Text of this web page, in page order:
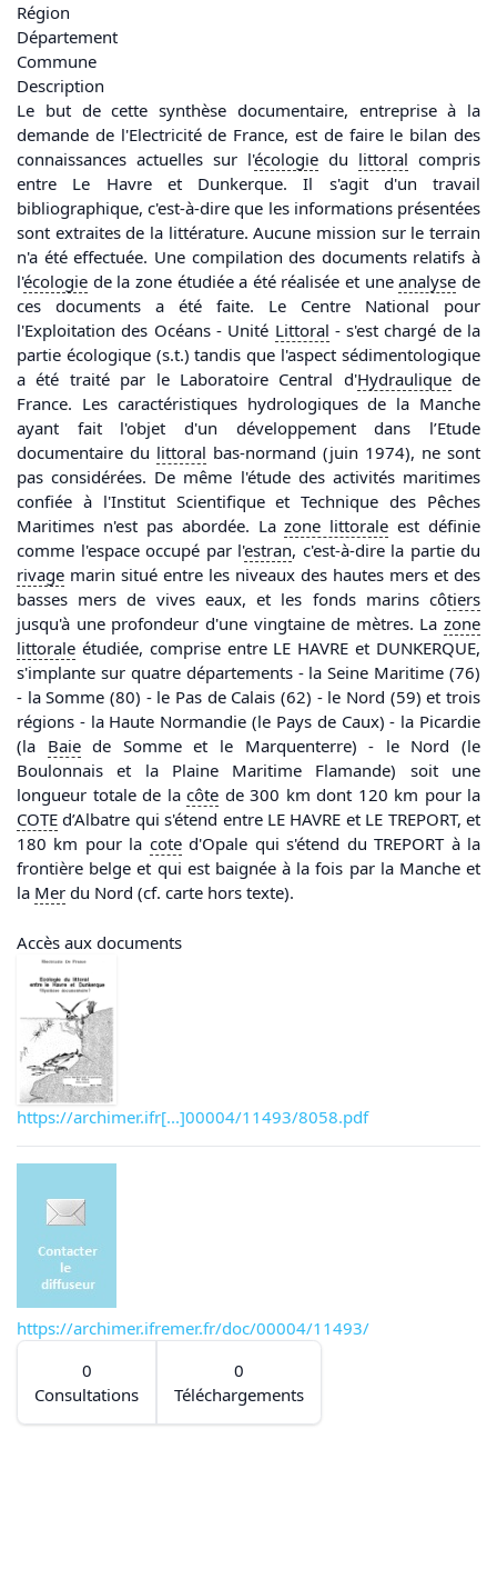
Région
Département
Commune
Description
Le but de cette synthèse documentaire, entreprise à la
demande de l'Electricité de France, est de faire le bilan des
connaissances actuelles sur l'écologie du littoral compris
entre Le Havre et Dunkerque. Il s'agit d'un travail
bibliographique, c'est-à-dire que les informations présentées
sont extraites de la littérature. Aucune mission sur le terrain
n'a été effectuée. Une compilation des documents relatifs à
l'écologie de la zone étudiée a été réalisée et uneanalyse de
ces documents a été faite. Le Centre National pour
l'Exploitation des Océans - Unité Littoral - s'est chargé de la
partie écologique (s.t.) tandis que l'aspect sédimentologique
a été traité par le Laboratoire Central d'Hydrauliquede
France. Les caractéristiques hydrologiques de la Manche
ayant fait l'objet d'un développement dans l’Etude
documentaire du littoral bas-normand (juin 1974), ne sont
pas considérées. De même l'étude des activités maritimes
confiée à l'Institut Scientifique et Technique des Pêches
Maritimes n'est pas abordée. Lazone littorale est définie
comme l'espace occupé par l'estran, c'est-à-dire la partie du
rivage marin situé entre les niveaux des hautes mers et des
basses mers de vives eaux, et les fonds marins côtiers
jusqu'à une profondeur d'une vingtaine de mètres. La zone
littorale étudiée, comprise entre LE HAVRE et DUNKERQUE,
s'implante sur quatre départements - la Seine Maritime (76)
- la Somme (80) - le Pas de Calais (62) - le Nord (59) et trois
régions - la Haute Normandie (le Pays de Caux) - la Picardie
(la Baiede Somme et le Marquenterre) - le Nord (le
Boulonnais et la Plaine Maritime Flamande) soit une
longueur totale de la côte de 300 km dont 120 km pour la
COTE d’Albatre qui s'étend entre LE HAVRE et LE TREPORT, et
180 km pour la coted'Opale qui s'étend du TREPORT à la
frontière belge et qui est baignée à la fois par la Manche et
la Mer du Nord (cf. carte hors texte).
Accès aux documents
https://archimer.ifr[...]00004/11493/8058.pdf
https://archimer.ifremer.fr/doc/00004/11493/
0
Consultations
0
Téléchargements